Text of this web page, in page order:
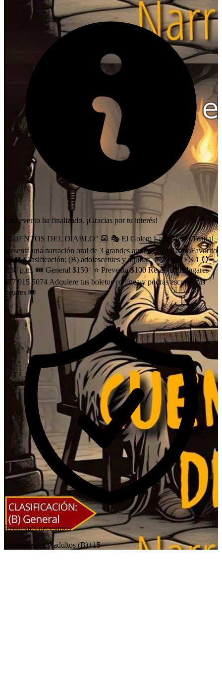
Este evento ha finalizado. ¡Gracias por tu interés!
"CUENTOS DEL DIABLO" 👺 🎭 El Golem Laboratorio Teatral
presenta una narración oral de 3 grandes autores. #MiTeatroFavorito
🤩 👥 Clasificación: (B) adolescentes y adultos. 📅 JUEVES 1 ⏰
8:30 p.m. 🎟️ General $150 | ⭐ Preventa $100 Reserva tus lugares
477 915 5074 Adquiere tus boletos en línea y podrás escoger tus
lugares 🎟️
Requisitos necesarios
Adolescentes y adultos (B)+15